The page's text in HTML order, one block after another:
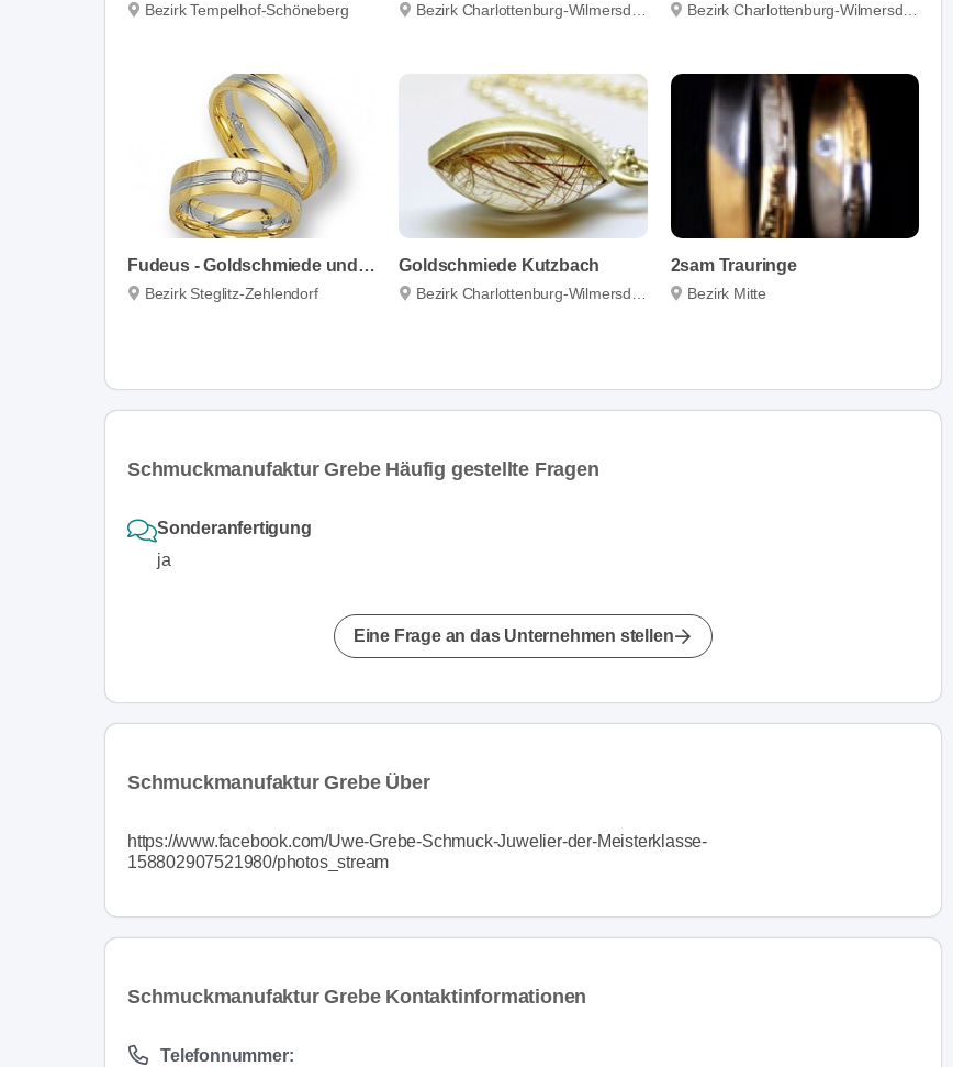
Bezirk Tempelhof-Schöneberg Bezirk Charlottenburg-Wilmersdorf Bezirk Charlottenburg-Wilmersdorf
Fudeus - Goldschmiede und Juweliere
Bezirk Steglitz-Zehlendorf
Goldschmiede Kutzbach
Bezirk Charlottenburg-Wilmersdorf
2sam Trauringe
Bezirk Mitte
Schmuckmanufaktur Grebe Häufig gestellte Fragen
Sonderanfertigung
ja
Eine Frage an das Unternehmen stellen
Schmuckmanufaktur Grebe Über
https://www.facebook.com/Uwe-Grebe-Schmuck-Juwelier-der-Meisterklasse-
158802907521980/photos_stream
Schmuckmanufaktur Grebe Kontaktinformationen
Telefonnummer: